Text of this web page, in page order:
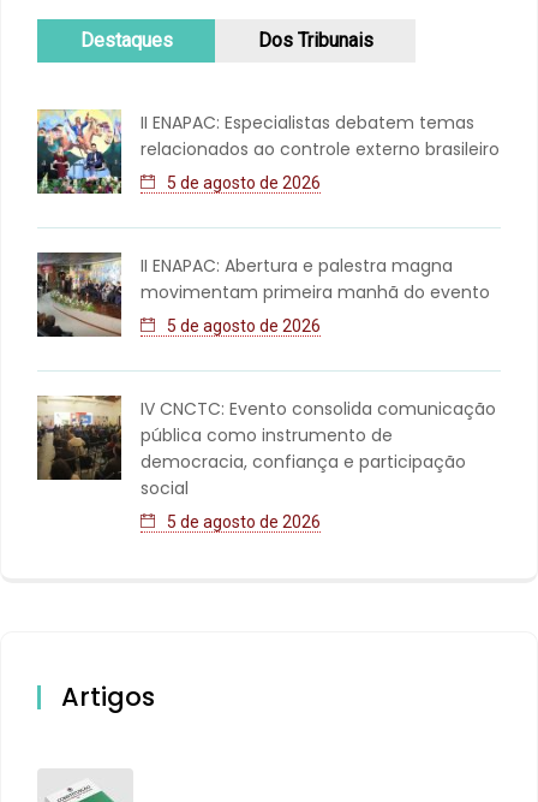
Destaques Dos Tribunais
II ENAPAC: Especialistas debatem temas
relacionados ao controle externo brasileiro
5 de agosto de 2026
II ENAPAC: Abertura e palestra magna
movimentam primeira manhã do evento
5 de agosto de 2026
IV CNCTC: Evento consolida comunicação
pública como instrumento de
democracia, confiança e participação
social
5 de agosto de 2026
Artigos